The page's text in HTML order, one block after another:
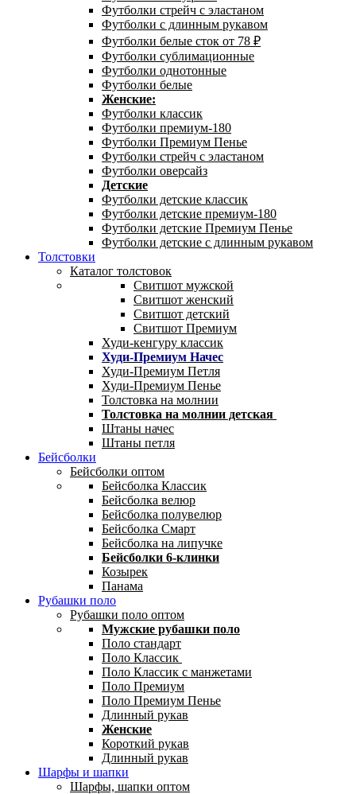
Футболки стрейч с эластаном
Футболки с длинным рукавом
Футболки белые сток от 78 ₽
Футболки сублимационные
Футболки однотонные
Футболки белые
Женские:
Футболки классик
Футболки премиум-180
Футболки Премиум Пенье
Футболки стрейч с эластаном
Футболки оверсайз
Детские
Футболки детские классик
Футболки детские премиум-180
Футболки детские Премиум Пенье
Футболки детские с длинным рукавом
Толстовки
Каталог толстовок
Свитшот мужской
Свитшот женский
Свитшот детский
Свитшот Премиум
Худи-кенгуру классик
Худи-Премиум Начес
Худи-Премиум Петля
Худи-Премиум Пенье
Толстовка на молнии
Толстовка на молнии детская
Штаны начес
Штаны петля
Бейсболки
Бейсболки оптом
Бейсболка Классик
Бейсболка велюр
Бейсболка полувелюр
Бейсболка Смарт
Бейсболка на липучке
Бейсболки 6-клинки
Козырек
Панама
Рубашки поло
Рубашки поло оптом
Мужские рубашки поло
Поло стандарт
Поло Классик
Поло Классик с манжетами
Поло Премиум
Поло Премиум Пенье
Длинный рукав
Женские
Короткий рукав
Длинный рукав
Шарфы и шапки
Шарфы, шапки оптом